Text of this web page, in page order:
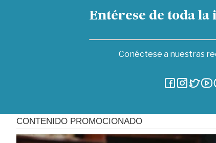
Entérese de toda
Conéctese a nuestras